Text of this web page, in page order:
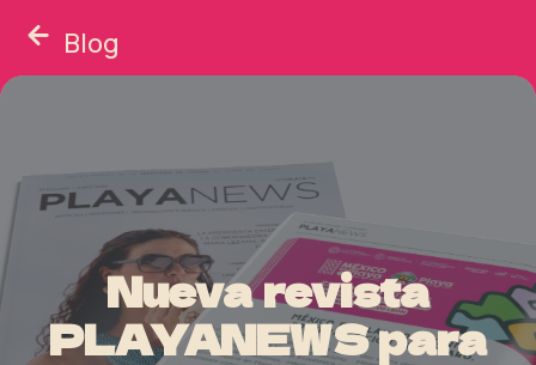
Blog
Nueva revista
PLAYANEWS para